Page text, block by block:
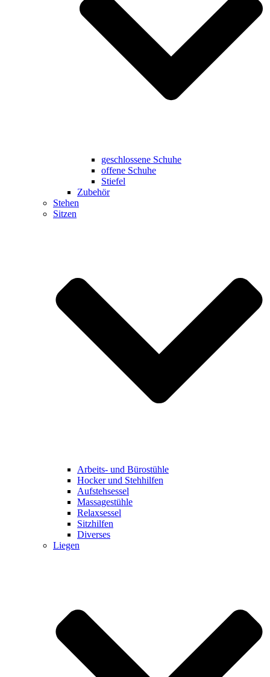
geschlossene Schuhe
offene Schuhe
Stiefel
Zubehör
Stehen
Sitzen
Arbeits- und Bürostühle
Hocker und Stehhilfen
Aufstehsessel
Massagestühle
Relaxsessel
Sitzhilfen
Diverses
Liegen